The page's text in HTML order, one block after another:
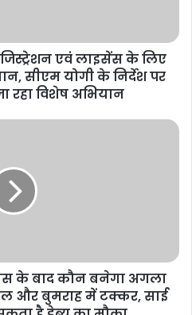
रजिस्ट्रेशन एवं लाइसेंस के लिए
सीएम योगी के निर्देश पर
रहा विशेष अभियान
के बाद कौन बनेगा अगला
और बुमराह में टक्कर, साई